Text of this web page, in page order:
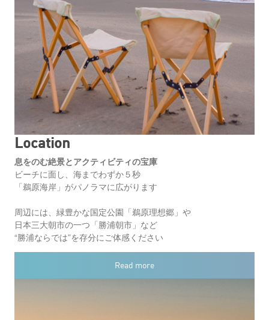
Location
息をのむ絶景とアクティビティの宝庫
ビーチに面し、海までわずか５秒
「鵜原海岸」がパノラマに広がります
周辺には、緑豊かな国定公園「鵜原理想郷」や
日本三大朝市の一つ「勝浦朝市」など
“勝浦ならでは”を存分にご体感ください
Read more